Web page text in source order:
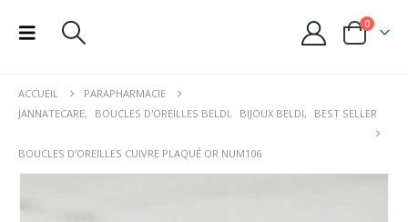
0
ACCUEIL
PARAPHARMACIE
JANNATECARE, BOUCLES D'OREILLES BELDI, BIJOUX BELDI, BEST SELLER
BOUCLES D’OREILLES CUIVRE PLAQUÉ OR NUM106